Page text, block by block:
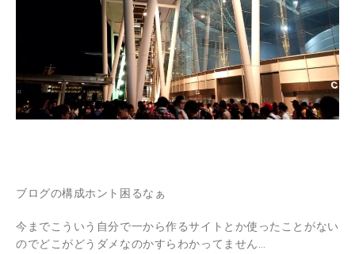
ブログの構成ホント困るなぁ
今までこういう自分で一から作るサイトとか使ったことがない
のでどこがどうダメなのかすらわかってません…